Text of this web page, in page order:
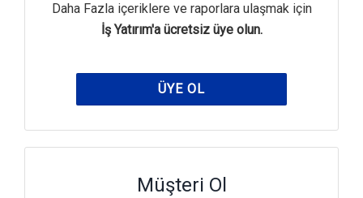
Daha Fazla içeriklere ve raporlara ulaşmak için
İş Yatırım'a ücretsiz üye olun.
ÜYE OL
Müşteri Ol